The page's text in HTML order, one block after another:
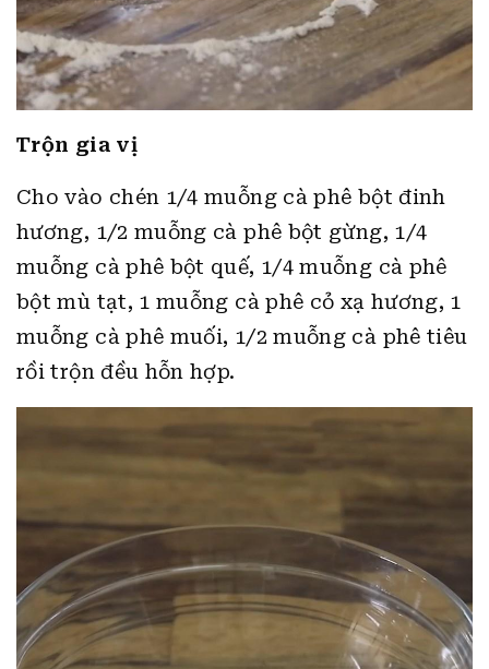
Trộn gia vị
Cho vào chén 1/4 muỗng cà phê bột đinh
hương, 1/2 muỗng cà phê bột gừng, 1/4
muỗng cà phê bột quế, 1/4 muỗng cà phê
bột mù tạt, 1 muỗng cà phê cỏ xạ hương, 1
muỗng cà phê muối, 1/2 muỗng cà phê tiêu
rồi trộn đều hỗn hợp.